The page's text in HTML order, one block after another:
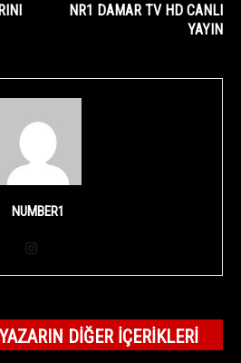
NR1 DAMAR TV HD CANLI
YAYIN
NUMBER1
YAZARIN DIĞER İÇERIKLERI